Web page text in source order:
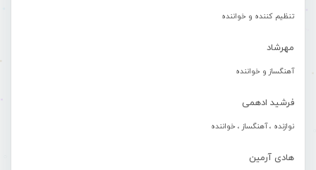
تنظیم کننده و خواننده
مهرشاد
آهنگساز و خواننده
فرشید ادهمی
نوازنده ، آهنگساز ، خواننده
هادی آرمین